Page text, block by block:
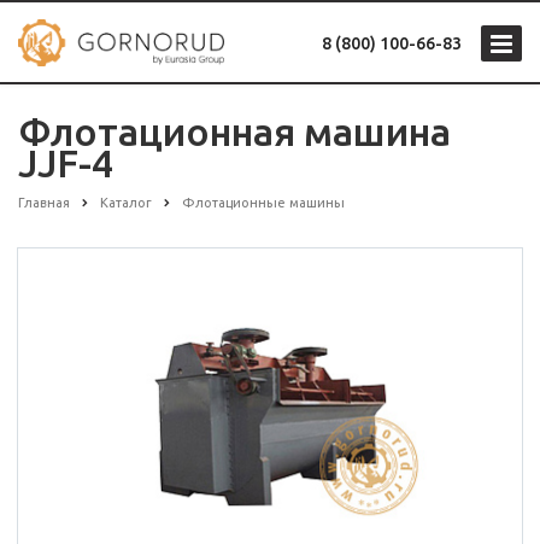
8 (800) 100-66-83
Флотационная машина
JJF-4
Главная Каталог Флотационные машины